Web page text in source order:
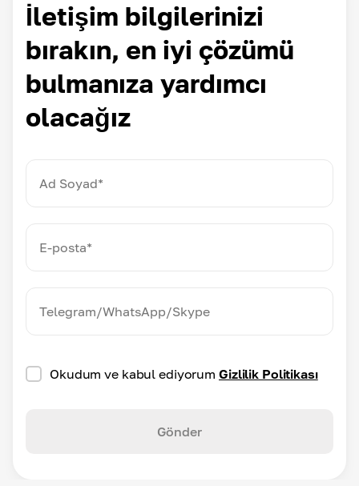
İletişim bilgilerinizi
bırakın, en iyi çözümü
bulmanıza yardımcı
olacağız
Okudum ve kabul ediyorum Gizlilik Politikası
Gönder